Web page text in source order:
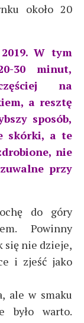
około 20
W tym
30 minut,
na
a resztę
sposób,
skórki, a te
nie
przy
do góry
Powinny
się nie dzieje,
i zjeść jako
ale w smaku
było warto.